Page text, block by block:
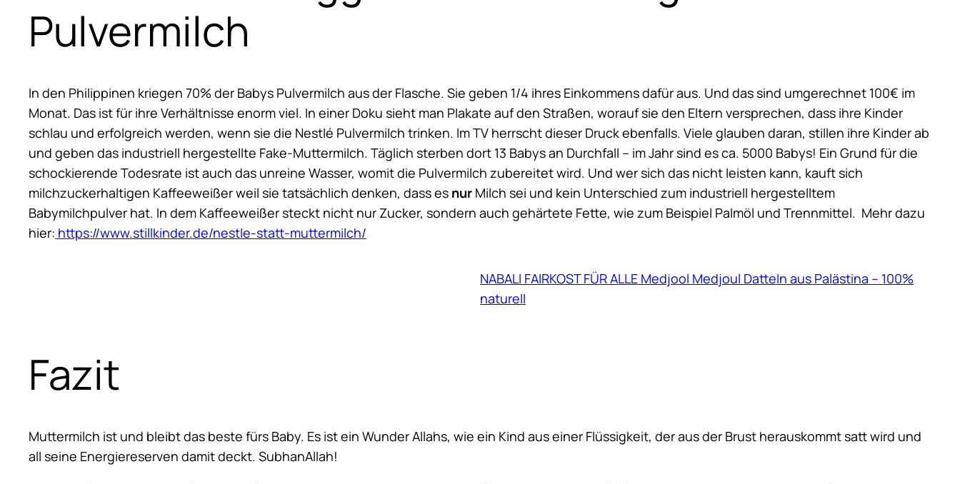
Pulvermilch
In den Philippinen kriegen 70% der Babys Pulvermilch aus der Flasche. Sie geben 1/4 ihres Einkommens dafür aus. Und das sind umgerechnet 100€ im
Monat. Das ist für ihre Verhältnisse enorm viel. In einer Doku sieht man Plakate auf den Straßen, worauf sie den Eltern versprechen, dass ihre Kinder
schlau und erfolgreich werden, wenn sie die Nestlé Pulvermilch trinken. Im TV herrscht dieser Druck ebenfalls. Viele glauben daran, stillen ihre Kinder ab
und geben das industriell hergestellte Fake-Muttermilch. Täglich sterben dort 13 Babys an Durchfall – im Jahr sind es ca. 5000 Babys! Ein Grund für die
schockierende Todesrate ist auch das unreine Wasser, womit die Pulvermilch zubereitet wird. Und wer sich das nicht leisten kann, kauft sich
milchzuckerhaltigen Kaffeeweißer weil sie tatsächlich denken, dass es nur Milch sei und kein Unterschied zum industriell hergestelltem
Babymilchpulver hat. In dem Kaffeeweißer steckt nicht nur Zucker, sondern auch gehärtete Fette, wie zum Beispiel Palmöl und Trennmittel. Mehr dazu
hier: https://www.stillkinder.de/nestle-statt-muttermilch/
NABALI FAIRKOST FÜR ALLE Medjool Medjoul Datteln aus Palästina – 100%
naturell
Fazit
Muttermilch ist und bleibt das beste fürs Baby. Es ist ein Wunder Allahs, wie ein Kind aus einer Flüssigkeit, der aus der Brust herauskommt satt wird und
all seine Energiereserven damit deckt. SubhanAllah!